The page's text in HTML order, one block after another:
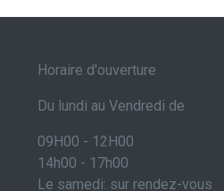
Horaire d'ouverture
Du lundi au Vendredi de
09H00 - 12H00
14h00 - 17h00
Le samedi: sur rendez-vous